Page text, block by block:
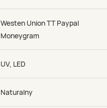
Westen Union TT Paypal
Moneygram
UV, LED
Naturalny